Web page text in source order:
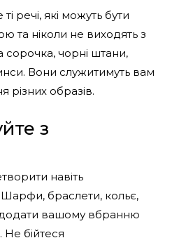
речі, які можуть бути
та ніколи не виходять з
чорні штани,
Вони служитимуть вам
різних образів.
з
навіть
браслети, кольє,
додати вашому вбранню
Не бійтеся